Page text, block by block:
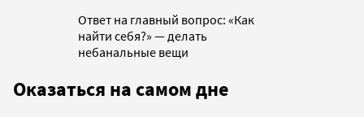
Ответ на главный вопрос: «Как
найти себя?» — делать
небанальные вещи
Оказаться на самом дне